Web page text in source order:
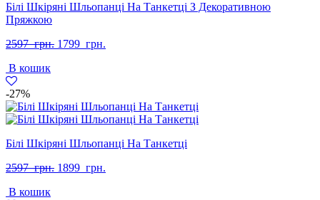
Білі Шкіряні Шльопанці На Танкетці З Декоративною
Пряжкою
2597 грн. Оригінальна
1799 грн.
В кошик
-27%
Білі Шкіряні Шльопанці На Танкетці
2597 грн. Оригінальна
1899 грн.
В кошик